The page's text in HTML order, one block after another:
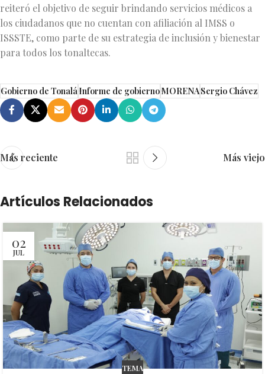
reiteró el objetivo de seguir brindando servicios médicos a
los ciudadanos que no cuentan con afiliación al IMSS o
ISSSTE, como parte de su estrategia de inclusión y bienestar
para todos los tonaltecas.
Gobierno de TonaláInforme de gobiernoMORENASergio Chávez
Más reciente Más viejo
Artículos Relacionados
02
JUL
TEMA